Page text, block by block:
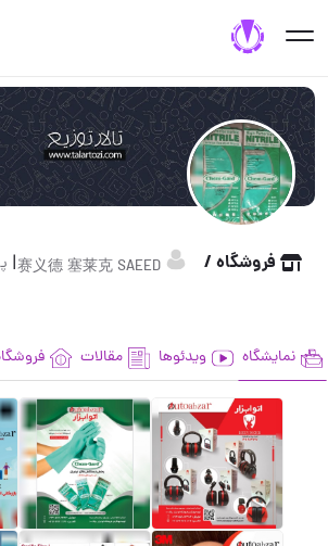
فروشگاه / |
نمایشگاه ویدئوها مقالات